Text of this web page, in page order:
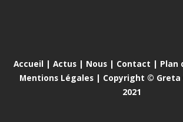
Accueil | Actus| Nous| Contact | Plan
Mentions Légales | Copyright © Greta
2021